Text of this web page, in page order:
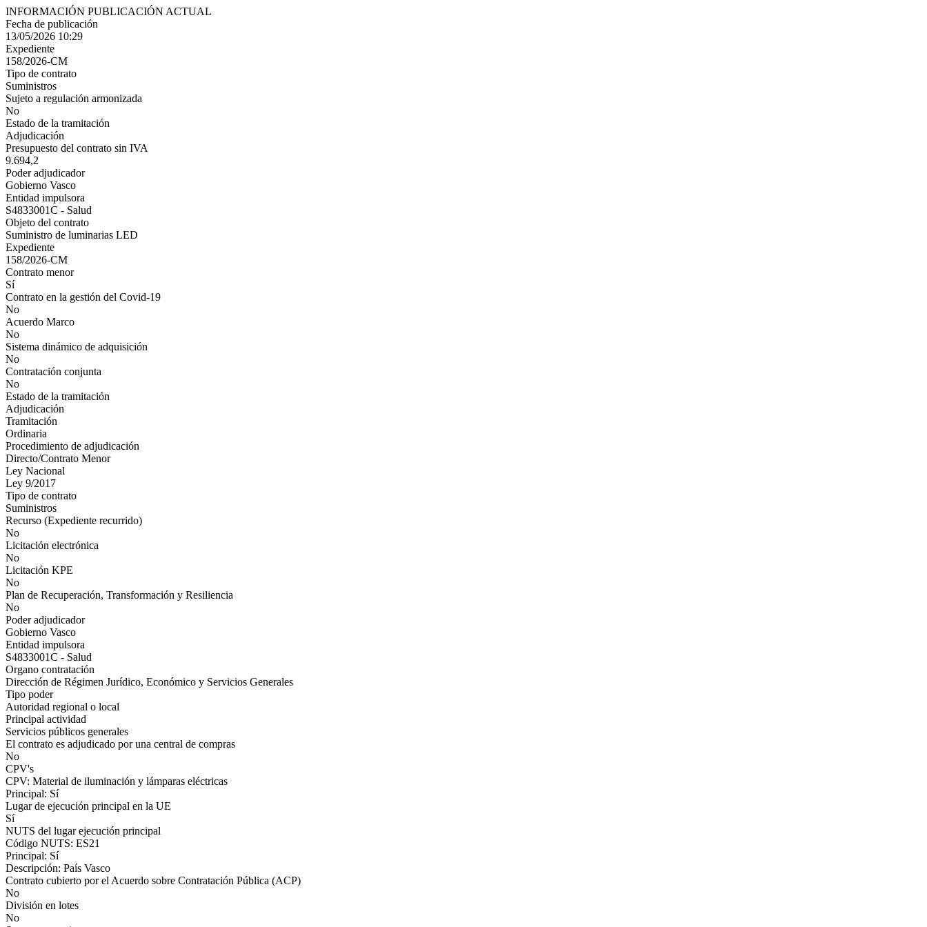
INFORMACIÓN PUBLICACIÓN ACTUAL
Fecha de publicación
13/05/2026 10:29
Expediente
158/2026-CM
Tipo de contrato
Suministros
Sujeto a regulación armonizada
No
Estado de la tramitación
Adjudicación
Presupuesto del contrato sin IVA
9.694,2
Poder adjudicador
Gobierno Vasco
Entidad impulsora
S4833001C - Salud
Objeto del contrato
Suministro de luminarias LED
Expediente
158/2026-CM
Contrato menor
Sí
Contrato en la gestión del Covid-19
No
Acuerdo Marco
No
Sistema dinámico de adquisición
No
Contratación conjunta
No
Estado de la tramitación
Adjudicación
Tramitación
Ordinaria
Procedimiento de adjudicación
Directo/Contrato Menor
Ley Nacional
Ley 9/2017
Tipo de contrato
Suministros
Recurso (Expediente recurrido)
No
Licitación electrónica
No
Licitación KPE
No
Plan de Recuperación, Transformación y Resiliencia
No
Poder adjudicador
Gobierno Vasco
Entidad impulsora
S4833001C - Salud
Organo contratación
Dirección de Régimen Jurídico, Económico y Servicios Generales
Tipo poder
Autoridad regional o local
Principal actividad
Servicios públicos generales
El contrato es adjudicado por una central de compras
No
CPV's
CPV: Material de iluminación y lámparas eléctricas
Principal: Sí
Lugar de ejecución principal en la UE
Sí
NUTS del lugar ejecución principal
Código NUTS: ES21
Principal: Sí
Descripción: País Vasco
Contrato cubierto por el Acuerdo sobre Contratación Pública (ACP)
No
División en lotes
No